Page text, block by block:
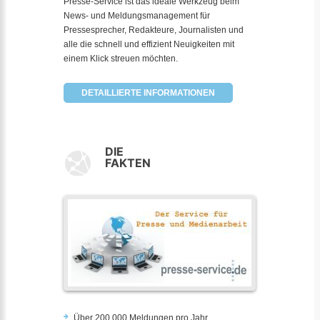
News- und Meldungsmanagement für
Pressesprecher, Redakteure, Journalisten und
alle die schnell und effizient Neuigkeiten mit
einem Klick streuen möchten.
DETAILLIERTE INFORMATIONEN
DIE
FAKTEN
Über 200.000 Meldungen pro Jahr